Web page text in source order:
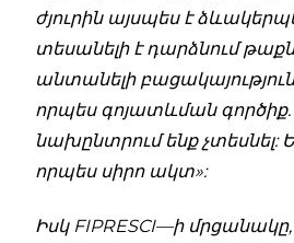
ժյուրին այսպես է
տեսանելի է դարձնում
անտանելի
որպես գոյատևման գործիք.
նախընտրում ենք չտեսնել:
որպես սիրո ակտ»:
Իսկ FIPRESCI—ի